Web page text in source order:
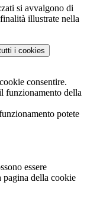
si avvalgono di
illustrate nella
i cookies
consentire.
funzionamento della
potete
essere
pagina della cookie